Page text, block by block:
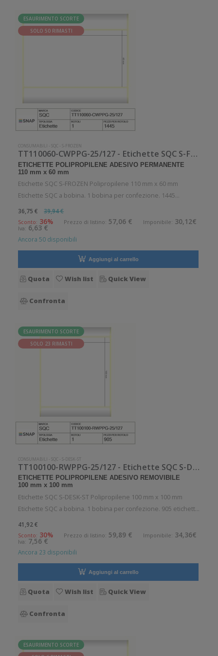
ESAURIMENTO SCORTE
SOLO 50 RIMASTI
CONSUMABILI -SQC -S-FROZEN
TT110060-CWPPG-25/127 - Etichette SQC S-FROZEN Polipropilene
ETICHETTE POLIPROPILENE ADESIVO PERMANENTE
110 mm x 60 mm
Etichette SQC S-FROZEN Polipropilene 110 mm x 60 mm
Etichette SQC a bobina. 1 bobina per confezione. 1445
etichette per bobina. Etichette in polipropilene con adesivo
permanente. Diametro interno: 25 mm. Diametro esterno: 127
mm. Tipo: Supporto di
36,75 € 39,94 €
Sconto: 36% Prezzo di listino: 57,06 € Imponibile: 30,12€
Iva: 6,63 €
Ancora 50 disponibili
Aggiungi al carrello
Quota Wish list Quick View
Confronta
ESAURIMENTO SCORTE
SOLO 23 RIMASTI
CONSUMABILI -SQC -S-DESK-ST
TT100100-RWPPG-25/127 - Etichette SQC S-DESK-ST Polipropilene
ETICHETTE POLIPROPILENE ADESIVO REMOVIBILE
100 mm x 100 mm
Etichette SQC S-DESK-ST Polipropilene 100 mm x 100 mm
Etichette SQC a bobina. 1 bobina per confezione. 905 etichette
per bobina. Etichette in polipropilene con adesivo removibile.
Diametro interno: 25 mm. Diametro esterno: 127 mm. Tipo:
Supporto di
41,92 €
Sconto: 30% Prezzo di listino: 59,89 € Imponibile: 34,36€
Iva: 7,56 €
Ancora 23 disponibili
Aggiungi al carrello
Quota Wish list Quick View
Confronta
ESAURIMENTO SCORTE